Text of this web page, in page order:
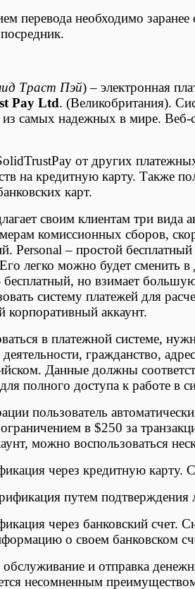
перевода необходимо
Траст Пэй) – электронная
Pay Ltd. (Великобритания).
из самых надежных в мире. Веб-
от других
на кредитную карту. Также
карт.
своим клиентам три вида
комиссионных сборов,
Personal – простой
легко можно будет сменить
бесплатный, но взимает
систему платежей для
корпоративный аккаунт.
в платежной системе,
гражданство,
Данные должны
полного доступа к работе в
пользователь
в $250 за
можно воспользоваться
через кредитную карту.
путем
через банковский счет.
о своем банковском
и отправка
несомненным